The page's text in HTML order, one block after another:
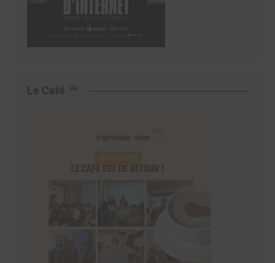
Le Café